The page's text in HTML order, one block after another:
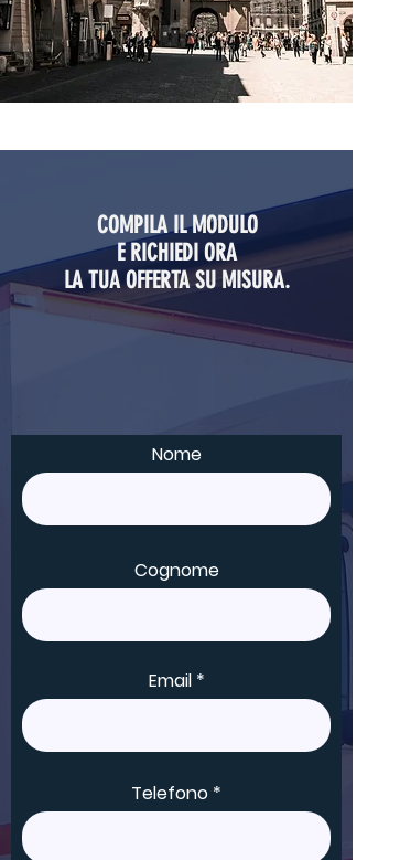
COMPILA IL MODULO
E RICHIEDI ORA
LA TUA OFFERTA SU MISURA.
Nome
Cognome
Email
Telefono